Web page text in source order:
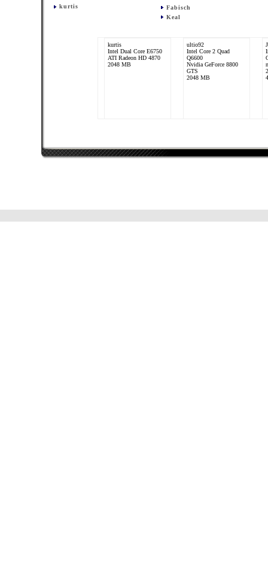
kurtis
Fabisch
Keal
kurtis
Intel Dual Core E6750
ATI Radeon HD 4870
2048 MB
ultio92
Intel Core 2 Quad
Q6600
Nvidia GeForce 8800
GTS
2048 MB
ATI Radeon HD 4800
Series